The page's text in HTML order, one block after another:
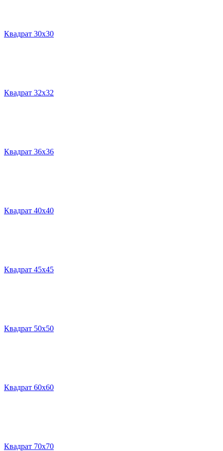
Квадрат 30х30
Квадрат 32х32
Квадрат 36х36
Квадрат 40х40
Квадрат 45х45
Квадрат 50х50
Квадрат 60х60
Квадрат 70х70